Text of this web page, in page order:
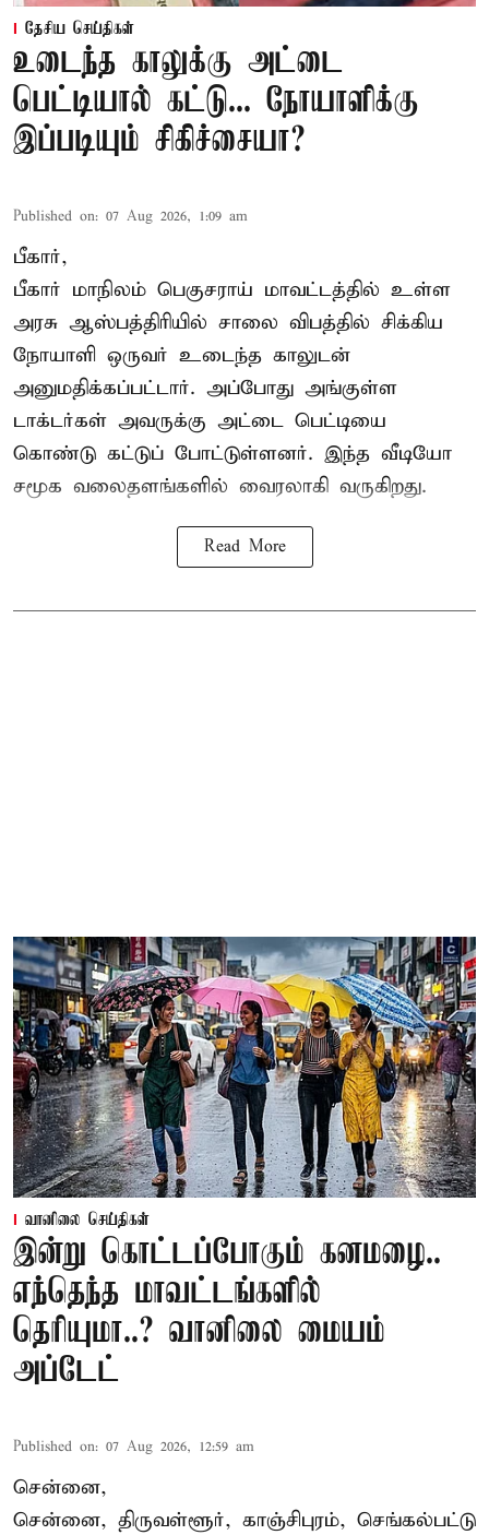
தேசிய செய்திகள்
உடைந்த காலுக்கு அட்டை
பெட்டியால் கட்டு... நோயாளிக்கு
இப்படியும் சிகிச்சையா?
Published on: 07 Aug 2026, 1:09 am
பீகார்,
பீகார் மாநிலம் பெகுசராய் மாவட்டத்தில் உள்ள
அரசு ஆஸ்பத்திரியில் சாலை விபத்தில் சிக்கிய
நோயாளி ஒருவர் உடைந்த காலுடன்
அனுமதிக்கப்பட்டார். அப்போது அங்குள்ள
டாக்டர்கள் அவருக்கு அட்டை பெட்டியை
கொண்டு கட்டுப் போட்டுள்ளனர். இந்த வீடியோ
சமூக வலைதளங்களில் வைரலாகி வருகிறது.
Read More
வானிலை செய்திகள்
இன்று கொட்டப்போகும் கனமழை..
எந்தெந்த மாவட்டங்களில்
தெரியுமா..? வானிலை மையம்
அப்டேட்
Published on: 07 Aug 2026, 12:59 am
சென்னை,
சென்னை, திருவள்ளூர், காஞ்சிபுரம், செங்கல்பட்டு